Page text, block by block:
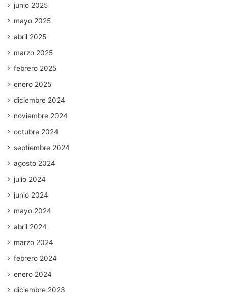
junio 2025
mayo 2025
abril 2025
marzo 2025
febrero 2025
enero 2025
diciembre 2024
noviembre 2024
octubre 2024
septiembre 2024
agosto 2024
julio 2024
junio 2024
mayo 2024
abril 2024
marzo 2024
febrero 2024
enero 2024
diciembre 2023